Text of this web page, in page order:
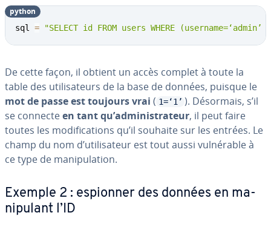
sql = "SELECT id FROM users WHERE (username=‘admin’
python
De cette façon, il obtient un accès complet à toute la
table des uti­li­sa­teurs de la base de données, puisque le
mot de passe est toujours vrai ( 1=‘1’ ). Désormais, s’il
se connecteen tant qu’ad­mi­nis­tra­teur, il peut faire
toutes les mo­di­fi­ca­tions qu’il souhaite sur les entrées. Le
champ du nom d’uti­li­sa­teur est tout aussi vul­né­rable à
ce type de ma­ni­pu­la­tion.
Exemple 2 : espionner des données en ma­
ni­pu­lant l’ID